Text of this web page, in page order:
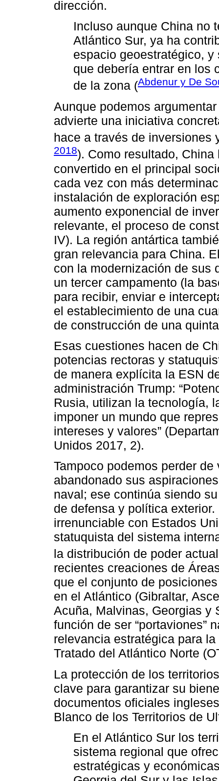
dirección.
Incluso aunque China no
Atlántico Sur, ya ha
espacio geoestratégico,
que debería entrar en los
de la zona (Abdenur y De
Aunque podemos
advierte una iniciativa
hace a través de inversiones
2018). Como resultado,
convertido en el principal
cada vez con más
instalación de exploración
aumento exponencial de
relevante, el proceso de
IV). La región antártica
gran relevancia para China.
con la modernización de sus
un tercer campamento (la
para recibir, enviar e
el establecimiento de una
de construcción de una
Esas cuestiones hacen de
potencias rectoras y
de manera explícita la ESN
administración Trump:
Rusia, utilizan la tecnología,
imponer un mundo que
intereses y valores”
Unidos 2017, 2).
Tampoco podemos perder
abandonado sus
naval; ese continúa siendo
de defensa y política
irrenunciable con Estados
statuquista del sistema
la distribución de poder
recientes creaciones de
que el conjunto de
en el Atlántico (Gibraltar,
Acuña, Malvinas, Georgias y
función de ser “portaviones”
relevancia estratégica para
Tratado del Atlántico Norte
La protección de los
clave para garantizar su
documentos oficiales
Blanco de los Territorios de
En el Atlántico Sur los
sistema regional que
estratégicas y